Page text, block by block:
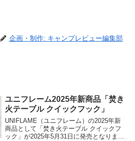
企画・制作: キャンプレビュー編集部
ユニフレーム2025年新商品「焚き
火テーブル クイックフック」
UNIFLAME（ユニフレーム）の2025年新
商品として「焚き火テーブル クイックフ
ック」が2025年5月31日に発売となりまし